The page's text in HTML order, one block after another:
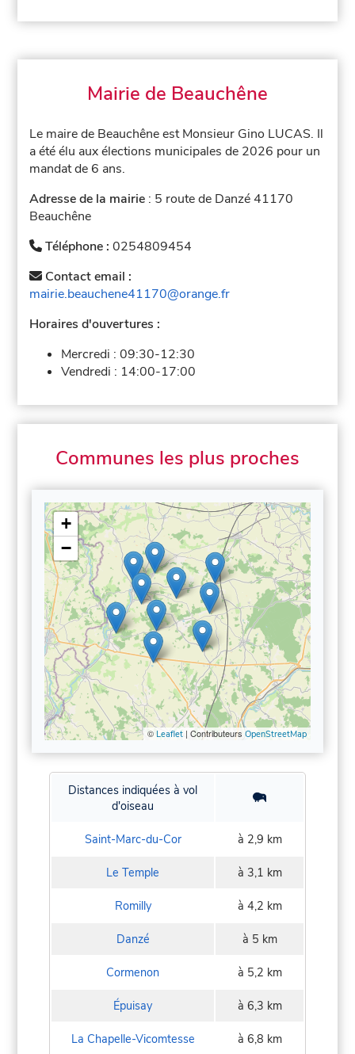
Mairie de Beauchêne
Le maire de Beauchêne est Monsieur Gino LUCAS. Il
a été élu aux élections municipales de 2026 pour un
mandat de 6 ans.
Adresse de la mairie : 5 route de Danzé 41170
Beauchêne
Téléphone :0254809454
Contact email :
mairie.beauchene41170@orange.fr
Horaires d'ouvertures :
Mercredi :09:30-12:30
Vendredi : 14:00-17:00
Communes les plus proches
+
−
© Leaflet| Contributeurs OpenStreetMap
Distances indiquées à vol
d'oiseau
Saint-Marc-du-Cor à 2,9 km
Le Temple à 3,1 km
Romilly à 4,2 km
Danzé à 5 km
Cormenon à 5,2 km
Épuisay à 6,3 km
La Chapelle-Vicomtesse à 6,8 km